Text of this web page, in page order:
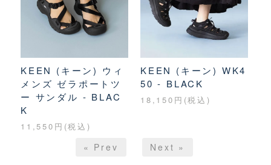
KEEN (キーン) ウィ
メンズ ゼラポートツ
ー サンダル - BLAC
K
11,550円(税込)
KEEN (キーン) WK4
50 - BLACK
18,150円(税込)
« Prev Next »